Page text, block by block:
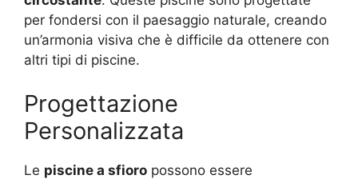
per fondersi con il paesaggio naturale, creando
un’armonia visiva che è difficile da ottenere con
altri tipi di piscine.
Progettazione
Personalizzata
Le piscine a sfioro possono essere